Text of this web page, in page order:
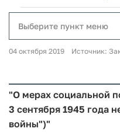
Выберите пункт меню
04 октября 2019 Источник:
"О мерах социальной
3 сентября 1945 года
войны")"